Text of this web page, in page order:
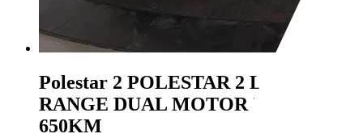
Polestar 2 POLESTAR 2 LONG
RANGE DUAL MOTOR 78 KW AUT
650KM